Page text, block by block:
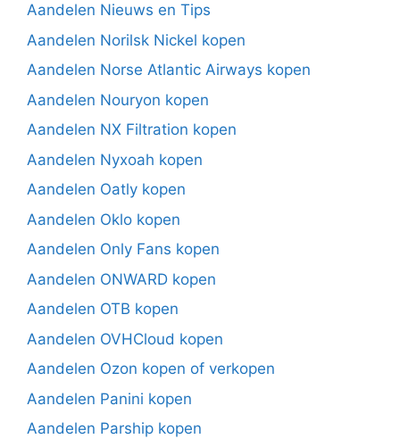
Aandelen Nieuws en Tips
Aandelen Norilsk Nickel kopen
Aandelen Norse Atlantic Airways kopen
Aandelen Nouryon kopen
Aandelen NX Filtration kopen
Aandelen Nyxoah kopen
Aandelen Oatly kopen
Aandelen Oklo kopen
Aandelen Only Fans kopen
Aandelen ONWARD kopen
Aandelen OTB kopen
Aandelen OVHCloud kopen
Aandelen Ozon kopen of verkopen
Aandelen Panini kopen
Aandelen Parship kopen